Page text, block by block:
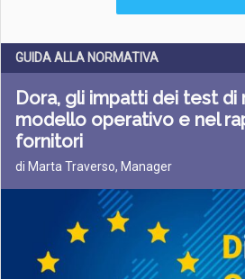
GUIDA ALLA NORMATIVA
Dora, gli impatti dei test di
modello operativo e nel
fornitori
di Marta Traverso, Manager